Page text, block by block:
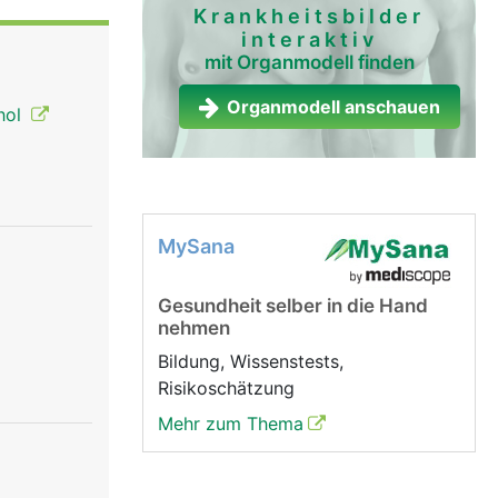
mittels
ein
wird
Krankheitsbilder
interaktiv
mit Organmodell finden
Organmodell anschauen
MySana
Gesundheit selber in die Hand
nehmen
Bildung, Wissenstests,
Risikoschätzung
Mehr zum Thema